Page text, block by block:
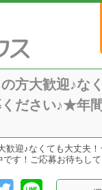
方大歓迎♪な
ください♪★年
歓迎♪なくても大丈夫
！ご応募お待ちして